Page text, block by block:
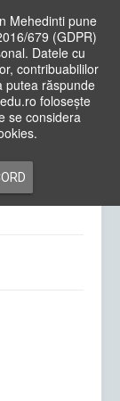
Mehedinti pune
679 (GDPR)
Datele cu
contribuabililor
putea răspunde
folosește
se considera